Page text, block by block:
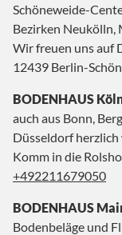
Schöneweide-
Bezirken Neukölln,
Wir freuen uns auf
12439 Berlin-
BODENHAUS
auch aus Bonn,
Düsseldorf
Komm in die
+492211679050
BODENHAUS
Bodenbeläge und